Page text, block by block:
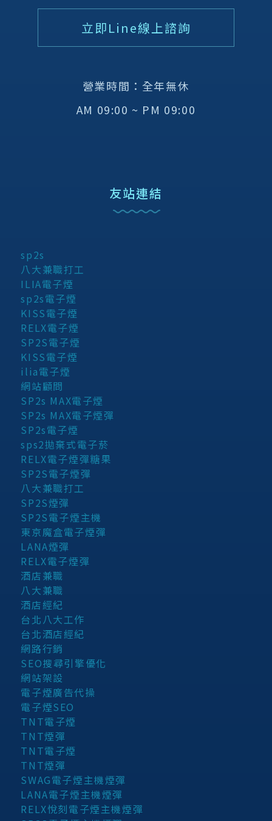
立即Line線上諮詢
營業時間：全年無休
AM 09:00 ~ PM 09:00
友站連結
sp2s
八大兼職打工
ILIA電子煙
sp2s電子煙
KISS電子煙
RELX電子煙
SP2S電子煙
KISS電子煙
ilia電子煙
網站顧問
SP2s MAX電子煙
SP2s MAX電子煙彈
SP2s電子煙
sps2拋棄式電子菸
RELX電子煙彈糖果
SP2S電子煙彈
八大兼職打工
SP2S煙彈
SP2S電子煙主機
東京魔盒電子煙彈
LANA煙彈
RELX電子煙彈
酒店兼職
八大兼職
酒店經紀
台北八大工作
台北酒店經紀
網路行銷
SEO搜尋引擎優化
網站架設
電子煙廣告代操
電子煙SEO
TNT電子煙
TNT煙彈
TNT電子煙
TNT煙彈
SWAG電子煙主機煙彈
LANA電子煙主機煙彈
RELX悅刻電子煙主機煙彈